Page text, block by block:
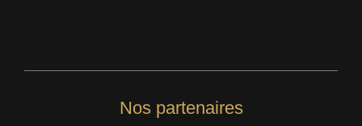
Nos partenaires